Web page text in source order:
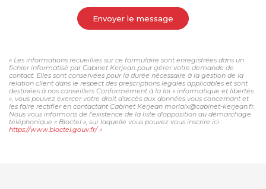
Envoyer le message
« Les informations recueillies sur ce formulaire sont enregistrées dans un
fichier informatisé par Cabinet Kerjean pour gérer votre demande de
contact. Elles sont conservées pour la durée nécessaire à la gestion de la
relation client dans le respect des prescriptions légales applicables et sont
destinées à nos conseillers Conformément à la loi « informatique et libertés
», vous pouvez exercer votre droit d'accès aux données vous concernant et
les faire rectifier en contactant Cabinet Kerjean morlaix@cabinet-kerjean.fr.
Nous vous informons de l'existence de la liste d'opposition au démarchage
téléphonique « Bloctel », sur laquelle vous pouvez vous inscrire ici :
https://www.bloctel.gouv.fr/»